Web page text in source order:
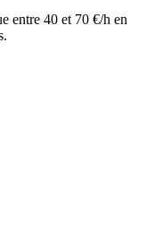
entre 40 et 70 €/h en